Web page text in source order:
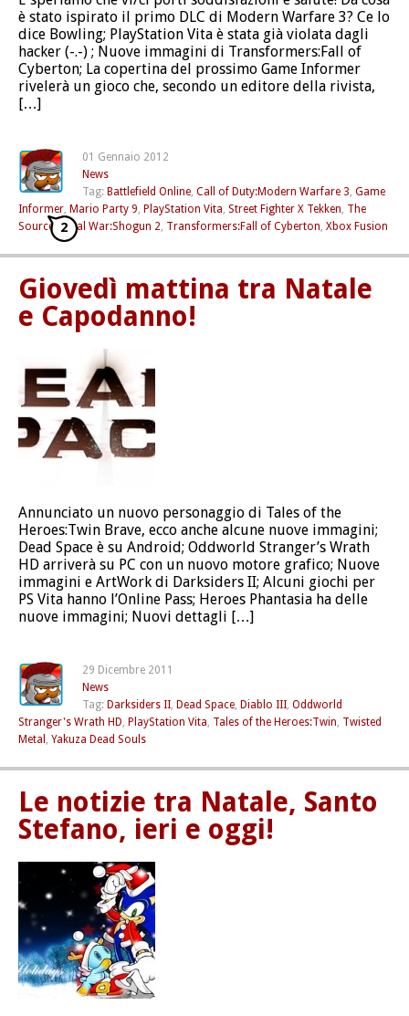
è stato ispirato il primo DLC di Modern Warfare 3? Ce lo
dice Bowling; PlayStation Vita è stata già violata dagli
hacker (-.-) ; Nuove immagini di Transformers:Fall of
Cyberton; La copertina del prossimo Game Informer
rivelerà un gioco che, secondo un editore della rivista,
[…]
01 Gennaio 2012
News
Tag: Battlefield Online, Call of Duty:Modern Warfare 3, Game
Informer, Mario Party 9, PlayStation Vita, Street Fighter X Tekken, The
Source Total War:Shogun 2, Transformers:Fall of Cyberton, Xbox Fusion
2
Giovedì mattina tra Natale
e Capodanno!
Annunciato un nuovo personaggio di Tales of the
Heroes:Twin Brave, ecco anche alcune nuove immagini;
Dead Space è su Android; Oddworld Stranger’s Wrath
HD arriverà su PC con un nuovo motore grafico; Nuove
immagini e ArtWork di Darksiders II; Alcuni giochi per
PS Vita hanno l’Online Pass; Heroes Phantasia ha delle
nuove immagini; Nuovi dettagli […]
29 Dicembre 2011
News
Tag: Darksiders II, Dead Space, Diablo III, Oddworld
Stranger's Wrath HD, PlayStation Vita, Tales of the Heroes:Twin, Twisted
Metal , Yakuza Dead Souls
Le notizie tra Natale, Santo
Stefano, ieri e oggi!